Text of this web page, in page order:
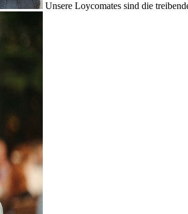
Unsere Loycomates sind die